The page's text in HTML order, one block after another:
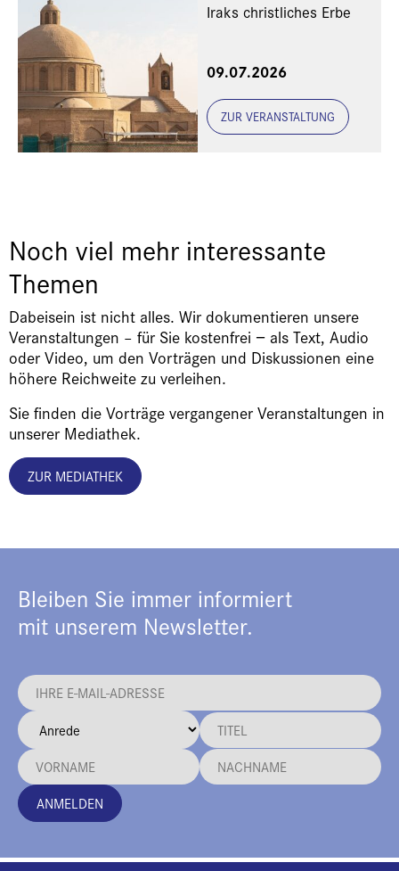
Iraks christliches Erbe
Freunde und Gönner
09.07.2026
ZUR VERANSTALTUNG
Noch viel mehr interessante
Themen
Dabeisein ist nicht alles. Wir dokumentieren unsere
Veranstaltungen – für Sie kostenfrei − als Text, Audio
oder Video, um den Vorträgen und Diskussionen eine
höhere Reichweite zu verleihen.
Sie finden die Vorträge vergangener Veranstaltungen in
unserer Mediathek.
ZUR MEDIATHEK
Bleiben Sie immer informiert
mit unserem Newsletter.
ANMELDEN